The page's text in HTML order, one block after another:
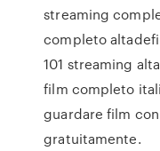
streaming
completo
101 streaming
film completo
guardare film
gratuitamente.